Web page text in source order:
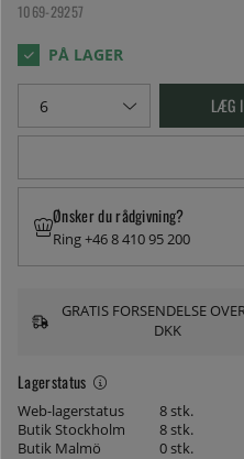
1069-29257
LÆG
Lagerstatus
Web-lagerstatus
8 stk.
Butik Stockholm
8 stk.
Butik Malmö
0 stk.
Ønsker du rådgivning?
Ring +46 8 410 95 200
GRATIS FORSENDELSE
DKK